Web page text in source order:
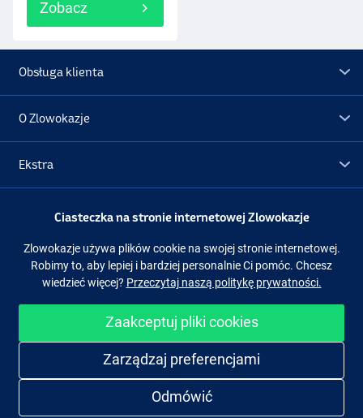
Zobacz
Obsługa klienta
O Zlowokazje
Ekstra
Promocje
Obserwuj nas Facebook Instagram
Ciasteczka na stronie internetowej Zlowokazje
Zlowokazje używa plików cookie na swojej stronie internetowej.
Robimy to, aby lepiej i bardziej personalnie Ci pomóc. Chcesz
wiedzieć więcej? Przeczytaj naszą politykę prywatności.
Zaakceptuj pliki cookies
Zarządzaj preferencjami
Odmówić